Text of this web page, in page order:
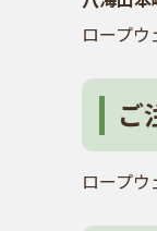
ロープ
ご
ロープ